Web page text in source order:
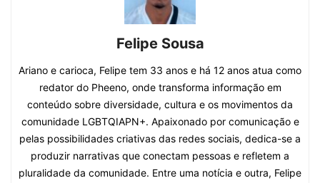
Felipe Sousa
Ariano e carioca, Felipe tem 33 anos e há 12 anos atua como
redator do Pheeno, onde transforma informação em
conteúdo sobre diversidade, cultura e os movimentos da
comunidade LGBTQIAPN+. Apaixonado por comunicação e
pelas possibilidades criativas das redes sociais, dedica-se a
produzir narrativas que conectam pessoas e refletem a
pluralidade da comunidade. Entre uma notícia e outra, Felipe